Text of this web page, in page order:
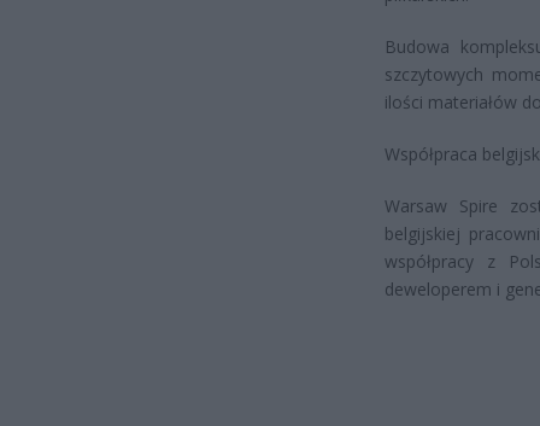
Budowa
szczytowych
ilości materiałów
Współpraca
Warsaw Spire
belgijskiej
współpracy z
deweloperem i